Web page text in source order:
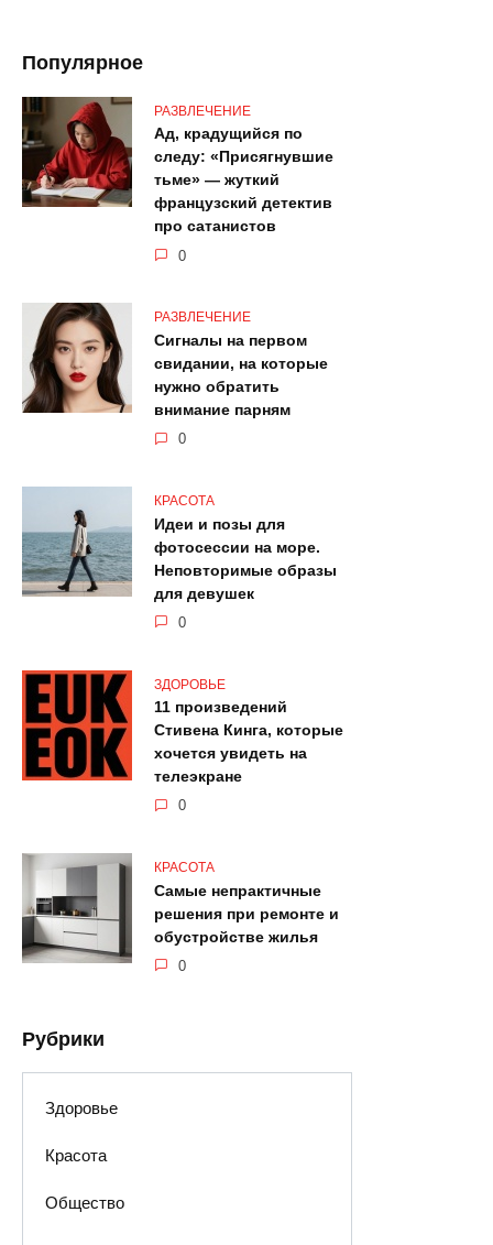
Популярное
РАЗВЛЕЧЕНИЕ
Ад, крадущийся по
следу: «Присягнувшие
тьме» — жуткий
французский детектив
про сатанистов
0
РАЗВЛЕЧЕНИЕ
Сигналы на первом
свидании, на которые
нужно обратить
внимание парням
0
КРАСОТА
Идеи и позы для
фотосессии на море.
Неповторимые образы
для девушек
0
ЗДОРОВЬЕ
11 произведений
Стивена Кинга, которые
хочется увидеть на
телеэкране
0
КРАСОТА
Самые непрактичные
решения при ремонте и
обустройстве жилья
0
Рубрики
Здоровье
Красота
Общество